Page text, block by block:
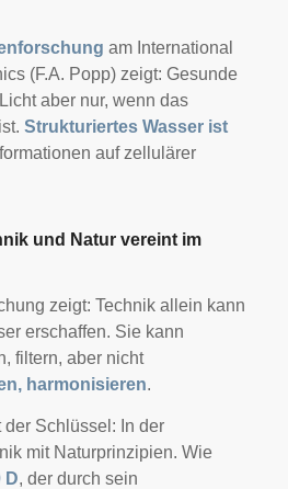
am International
(F.A. Popp) zeigt: Gesunde
aber nur, wenn das
Strukturiertes Wasser ist
auf zellulärer
und Natur vereint im
zeigt: Technik allein kann
erschaffen. Sie kann
filtern, aber nicht
harmonisieren.
Schlüssel: In der
mit Naturprinzipien. Wie
D, der durch sein